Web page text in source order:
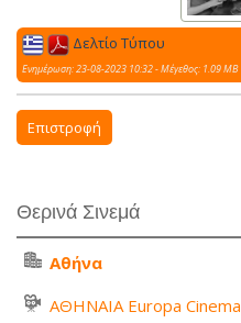
Δελτίο Τύπου
Ενημέρωση: 23-08-2023 10:32 - Μέγεθος: 1.09 MB
Επιστροφή
Θερινά Σινεμά
Αθήνα
ΑΘΗΝΑΙΑ Europa Cinema